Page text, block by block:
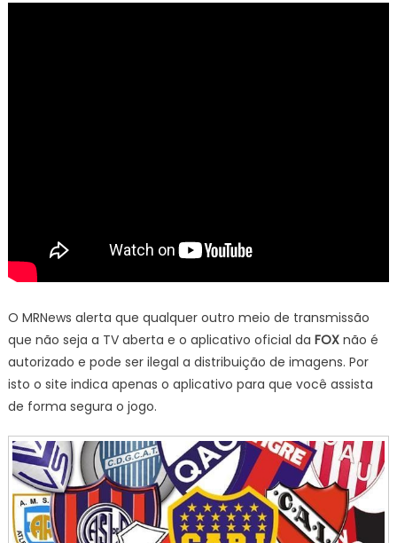
O MRNews alerta que qualquer outro meio de transmissão
que não seja a TV aberta e o aplicativo oficial da FOXnão é
autorizado e pode ser ilegal a distribuição de imagens. Por
isto o site indica apenas o aplicativo para que você assista
de forma segura o jogo.